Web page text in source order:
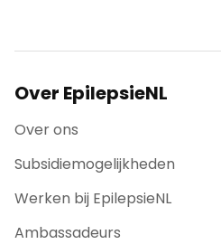
Over EpilepsieNL
Over ons
Subsidiemogelijkheden
Werken bij EpilepsieNL
Ambassadeurs